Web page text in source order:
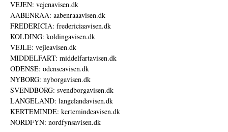
VEJEN: vejenavisen.dk
AABENRAA: aabenraaavisen.dk
FREDERICIA: fredericiaavisen.dk
KOLDING: koldingavisen.dk
VEJLE: vejleavisen.dk
MIDDELFART: middelfartavisen.dk
ODENSE: odenseavisen.dk
NYBORG: nyborgavisen.dk
SVENDBORG: svendborgavisen.dk
LANGELAND: langelandavisen.dk
KERTEMINDE: kertemindeavisen.dk
NORDFYN: nordfynsavisen.dk